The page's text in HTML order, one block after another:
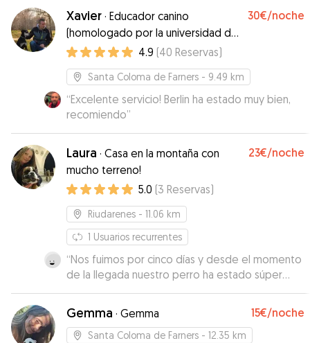
dudaremos de dejarlo de nuevo con ella.
Gracias!
Xavier · Educador canino
(homologado por la universidad de
bellaterra)
30€/noche
4.9 (40 Reservas)
Santa Coloma de Farners - 9.49 km
“Excelente servicio! Berlin ha estado muy bien,
recomiendo”
Laura · Casa en la montaña con
mucho terreno!
23€/noche
5.0 (3 Reservas)
Riudarenes - 11.06 km
1 Usuarios recurrentes
“Nos fuimos por cinco días y desde el momento
de la llegada nuestro perro ha estado súper
cómodo. Gracias al gran espacio ha podido
correr y pasarlo bien, y ha conocido a otros
perros con los que jugar. Siempre en contacto
continuo con la cuidadora que nos ha informado
Gemma · Gemma 15€/noche
Santa Coloma de Farners - 12.35 km